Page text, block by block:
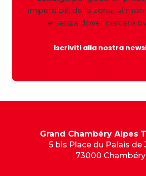
imperdibili della zona, al
e senza dover cercare
Iscriviti alla nostra
Grand Chambéry Alpes
5 bis Place du Palais de
73000 Chambéry